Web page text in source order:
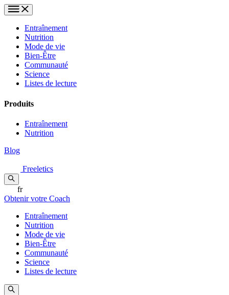
Entraînement
Nutrition
Mode de vie
Bien-Être
Communauté
Science
Listes de lecture
Produits
Entraînement
Nutrition
Blog
Freeletics
fr
Obtenir votre Coach
Entraînement
Nutrition
Mode de vie
Bien-Être
Communauté
Science
Listes de lecture